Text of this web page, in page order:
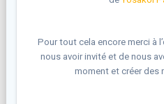
Pour tout cela encore merci à
nous avoir invité et de nous
moment et créer des